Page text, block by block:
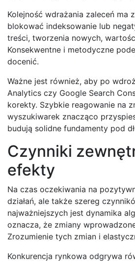
Kolejność wdrażania zaleceń ma
blokować indeksowanie lub
treści, tworzenia nowych,
Konsekwentne i metodyczne
docenić.
Ważne jest również, aby po
Analytics czy Google Search
korekty. Szybkie reagowanie na
wyszukiwarek znacząco
budują solidne fundamenty pod
Czynniki
efekty
Na czas oczekiwania na
działań, ale także szereg
najważniejszych jest dynamika
oznacza, że zmiany
Zrozumienie tych zmian i
Konkurencja rynkowa odgrywa